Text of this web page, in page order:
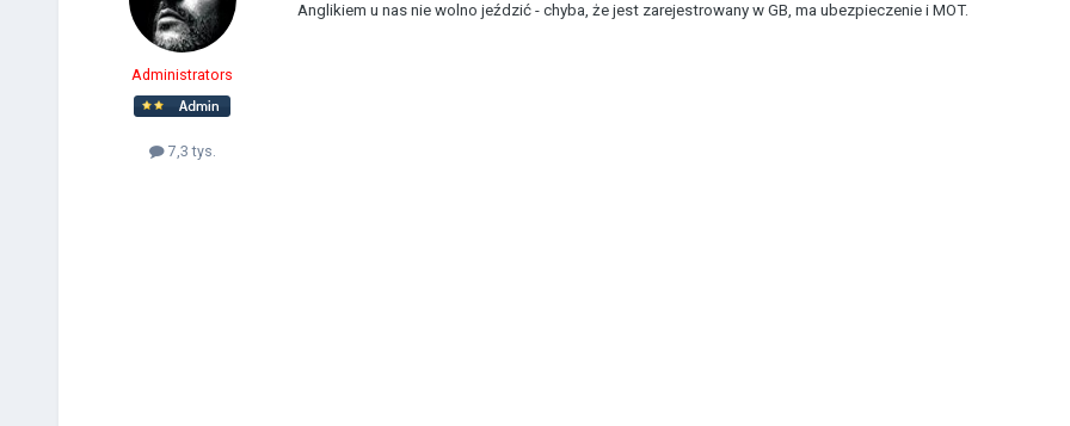
Administrators
7,3 tys.
Anglikiem u nas nie wolno jeździć - chyba, że jest zarejestrowany w GB, ma ubezpieczenie i MOT.